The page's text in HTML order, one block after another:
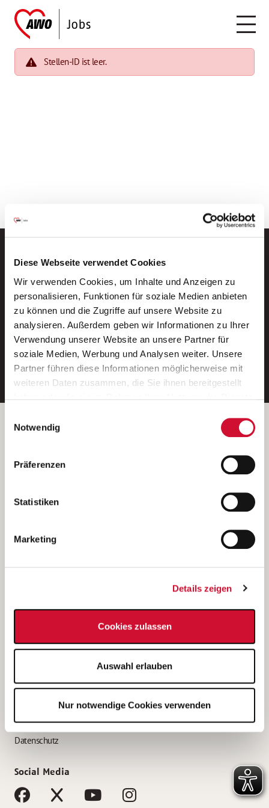
Diese Webseite verwendet Cookies
Wir verwenden Cookies, um Inhalte und Anzeigen zu
personalisieren, Funktionen für soziale Medien anbieten
zu können und die Zugriffe auf unsere Website zu
analysieren. Außerdem geben wir Informationen zu Ihrer
Verwendung unserer Website an unsere Partner für
soziale Medien, Werbung und Analysen weiter. Unsere
Partner führen diese Informationen möglicherweise mit
weiteren Daten zusammen, die Sie ihnen bereitgestellt
Wenn Sie auf „Cookies zulassen“ klicken, so stimmen
Sie der Speicherung sämtlicher Cookies zu. Sie können
Ihre Einwilligung selbstverständlich jederzeit widerrufen,
indem Sie die Cookie-Einstellungen aufrufen und diese
unsererDatenschutzerklärung
Notwendig
Präferenzen
Statistiken
Marketing
Details zeigen
Cookies zulassen
Auswahl erlauben
Nur notwendige Cookies verwenden
Stellen-ID ist leer.
Neue Stellen per E-Mail.
Ein kostenloser Service von AWO
Jobs.
E-Mail-Adresse eintragen
Betreiber der Webseite
Kantstraße 45a
(Ein Tochterunternehmen des AWO Bezirksverbandes Unterfranken
e.V.)
Bewerbung als Altenpflegehelfer*in
Bewerbung als Erzieher*in
AWO Gliederungen nach Bundesland
Impressum
Datenschutz
Social Media